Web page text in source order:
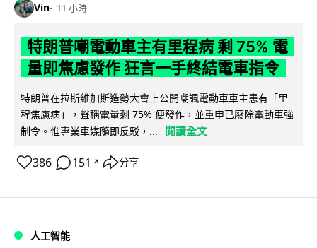
Vin 11 小時
特朗普嘲電動車主有里程病 剩 75% 電
量即焦慮發作 狂言一手終結電車指令
特朗普在拉斯維加斯造勢大會上公開嘲諷電動車車主患有「里
程焦慮病」，聲稱電量剩 75% 便發作，並重申已廢除電動車強
制令。惟專業車媒隨即反駁，...
閱讀全文
386 151 ↗ 分享
人工智能